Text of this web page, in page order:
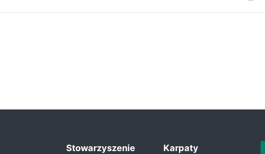
Stowarzyszenie Karpaty